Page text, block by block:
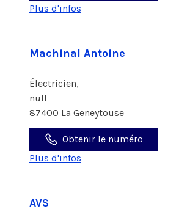
Plus d'infos
Machinal Antoine
Électricien,
null
87400 La Geneytouse
Obtenir le numéro
Plus d'infos
AVS